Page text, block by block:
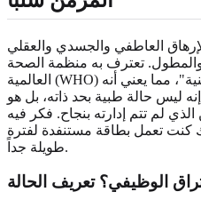
العاطفي والجسدي والعقلي
والمطول. تعترف به منظمة الصحة
العالمية (WHO) رسمياً على أنه "ظاهرة مهنية"، مما يعني أنه
ليس حالة طبية بحد ذاته، بل هو
الذي لم تتم إدارته بنجاح. فكر فيه
تعمل بطاقة مستنفدة لفترة
طويلة جداً.
الوظيفي؟ تعريف الحالة